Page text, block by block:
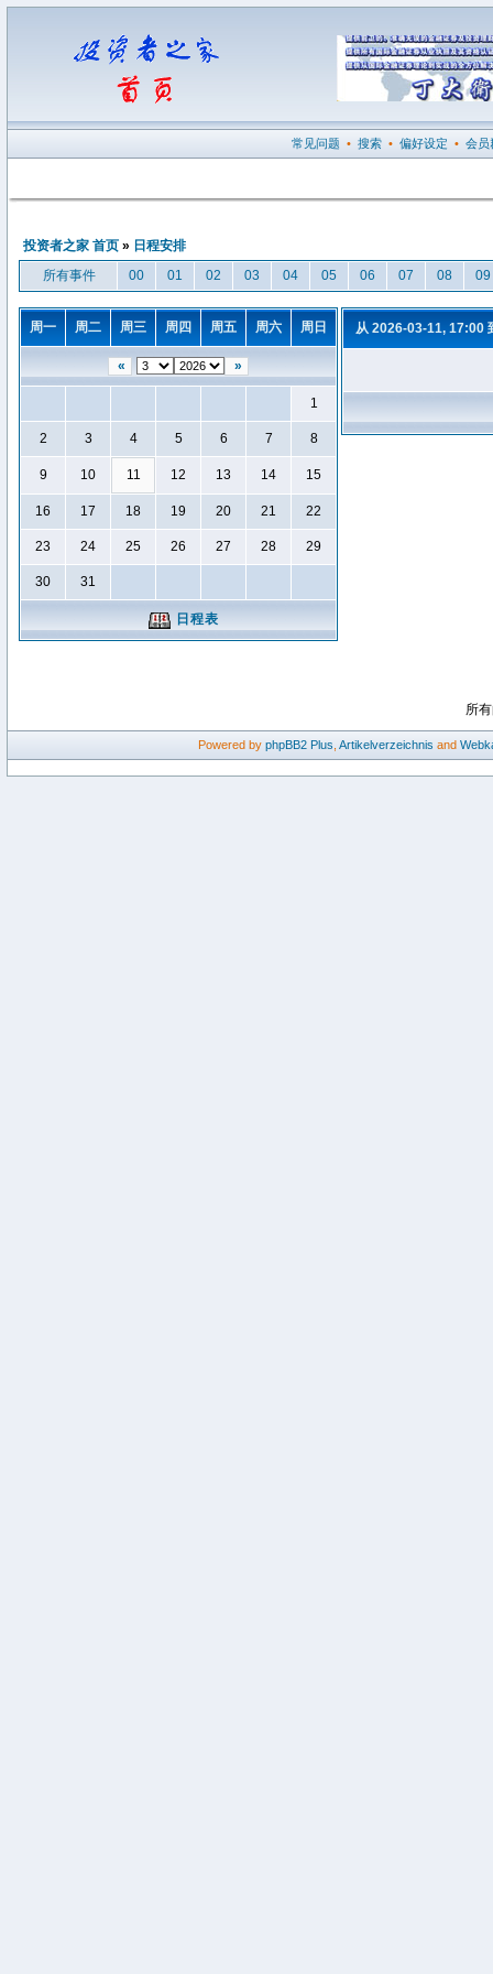
常见问题 • 搜索 • 偏好设定 • 会员
投资者之家 首页 » 日程安排
所有事件
00 01 02 03 04 05 06 07 08 09
周一 周二 周三 周四 周五 周六 周日
« »
1
2 3 4 5 6 7 8
9 10 11 12 13 14 15
16 17 18 19 20 21 22
23 24 25 26 27 28 29
30 31
日程表
从 2026-03-11, 17:00
所
Powered by phpBB2 Plus Artikelverzeichnis and